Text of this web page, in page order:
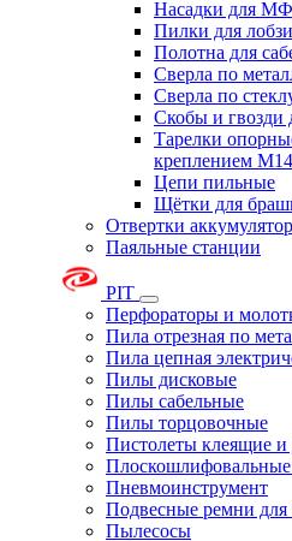
Насадки для
Пилки для
Полотна для
Сверла по
Сверла по
Скобы и гвозди
Тарелки
креплением М14
Цепи пильные
Щётки для
Отвертки
Паяльные станции
PIT
Перфораторы и
Пила отрезная по
Пила цепная
Пилы дисковые
Пилы сабельные
Пилы торцовочные
Пистолеты клеящие
Пневмоинструмент
Подвесные ремни для
Пылесосы